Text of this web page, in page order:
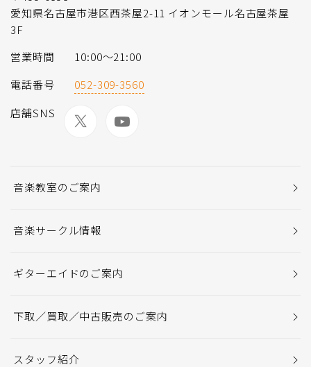
愛知県名古屋市港区西茶屋2-11 イオンモール名古屋茶屋
3F
営業時間
10:00～21:00
電話番号
052-309-3560
店舗SNS
音楽教室のご案内
音楽サークル情報
ギターエイドのご案内
下取／買取／中古販売のご案内
スタッフ紹介